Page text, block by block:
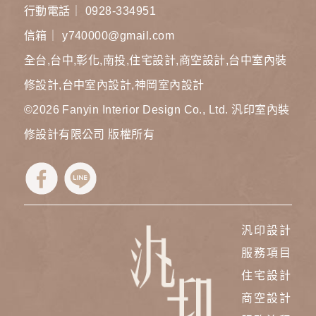
行動電話｜ 0928-334951
信箱｜ y740000@gmail.com
全台,台中,彰化,南投,住宅設計,商空設計,台中室內裝
修設計,台中室內設計,神岡室內設計
©2026 Fanyin Interior Design Co., Ltd. 汎印室內裝
修設計有限公司 版權所有
汎印設計
服務項目
住宅設計
商空設計